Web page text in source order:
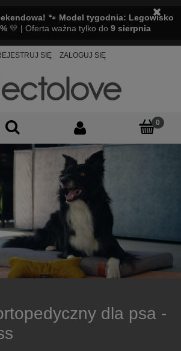
🐾 Model tygodnia: Legowisko
💛 | Oferta ważna tylko do 9 sierpnia
SIĘ ZALOGUJ SIĘ
dla psa -